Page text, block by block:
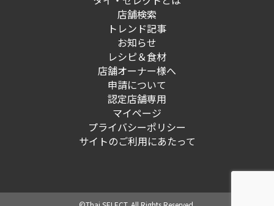
店舗検索
トレンド記事
お知らせ
レシピ＆食材
店舗オーナー様へ
申請について
認定店舗専用
マイページ
プライバシーポリシー
サイトのご利用にあたって